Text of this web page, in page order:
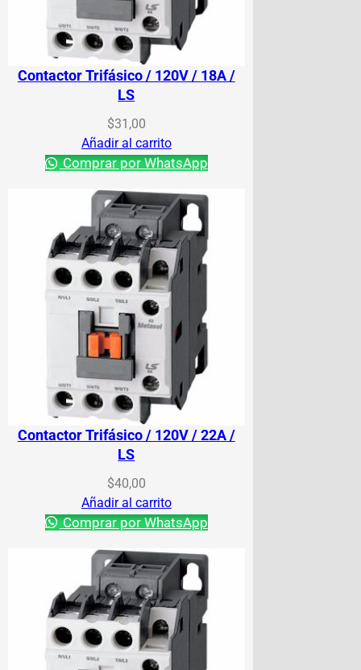
Contactor Trifásico / 120V / 18A /
LS
$31,00
Añadir al carrito
Comprar por WhatsApp
Contactor Trifásico / 120V / 22A /
LS
$40,00
Añadir al carrito
Comprar por WhatsApp